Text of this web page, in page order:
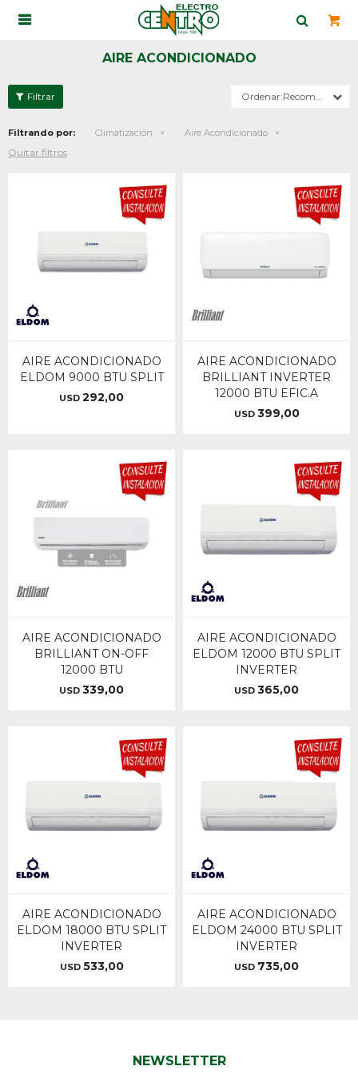

AIRE ACONDICIONADO
Recomendados
Filtrando por: Climatización Aire Acondicionado
Quitar filtros
AIRE ACONDICIONADO
ELDOM 9000 BTU SPLIT
USD 292,00
AIRE ACONDICIONADO
BRILLIANT INVERTER
12000 BTU EFIC.A
USD 399,00
AIRE ACONDICIONADO
BRILLIANT ON-OFF
12000 BTU
USD 339,00
AIRE ACONDICIONADO
ELDOM 12000 BTU SPLIT
INVERTER
USD 365,00
AIRE ACONDICIONADO
ELDOM 18000 BTU SPLIT
INVERTER
USD 533,00
AIRE ACONDICIONADO
ELDOM 24000 BTU SPLIT
INVERTER
USD 735,00
NEWSLETTER